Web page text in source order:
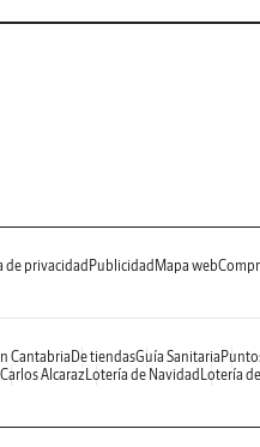
de privacidad Publicidad Mapa web
CantabriaDe tiendasGuía Sanitaria
Carlos AlcarazLotería de Navidad Lotería